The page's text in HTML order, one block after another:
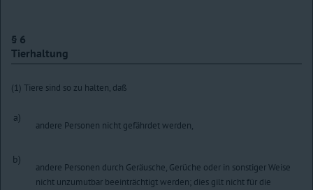
§ 6
Tierhaltung
(1) Tiere sind so zu halten, daß
a)
andere Personen nicht gefährdet werden,
b)
andere Personen durch Geräusche, Gerüche oder in sonstiger Weise
nicht unzumutbar beeinträchtigt werden; dies gilt nicht für die